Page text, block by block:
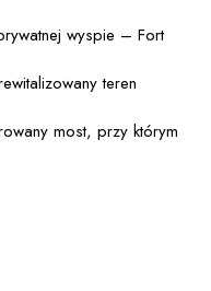
wyspie – Fort
teren
most, przy którym